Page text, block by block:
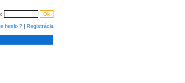
heslo ? | Registrácia